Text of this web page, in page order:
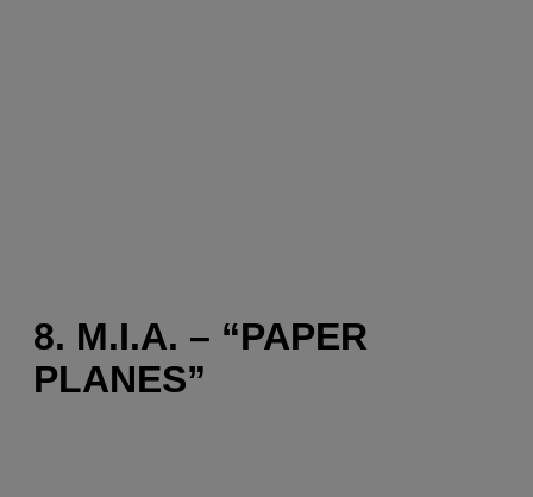
8. M.I.A. – “PAPER
PLANES”